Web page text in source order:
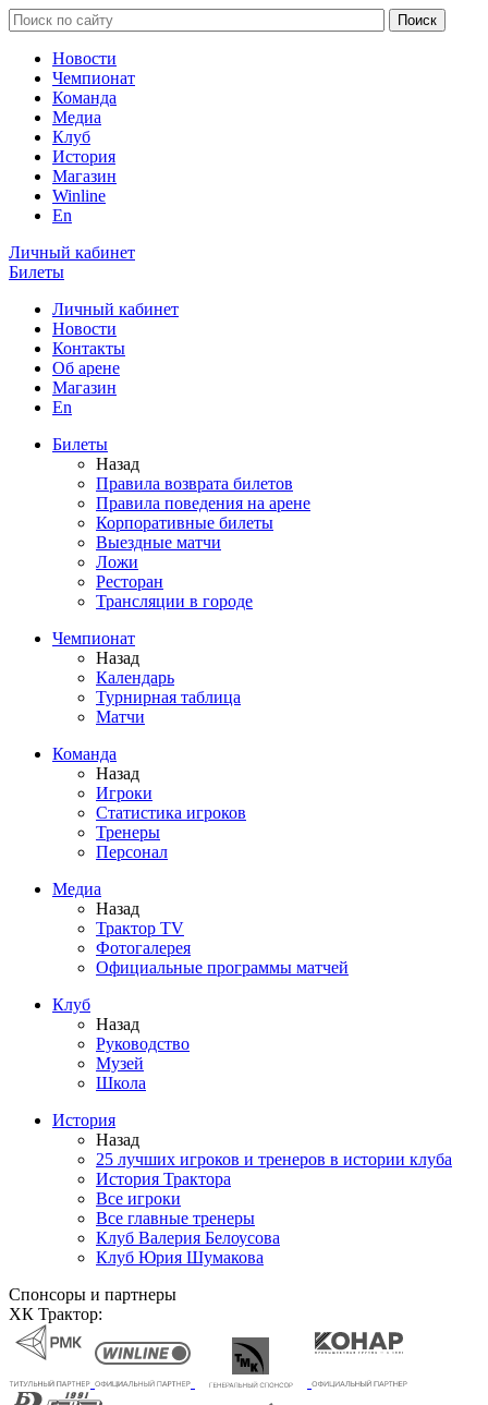
Новости
Чемпионат
Команда
Медиа
Клуб
История
Магазин
Winline
En
Личный кабинет
Билеты
Личный кабинет
Новости
Контакты
Об арене
Магазин
En
Билеты
Назад
Правила возврата билетов
Правила поведения на арене
Корпоративные билеты
Выездные матчи
Ложи
Ресторан
Трансляции в городе
Чемпионат
Назад
Календарь
Турнирная таблица
Матчи
Команда
Назад
Игроки
Статистика игроков
Тренеры
Персонал
Медиа
Назад
Трактор TV
Фотогалерея
Официальные программы матчей
Клуб
Назад
Руководство
Музей
Школа
История
Назад
25 лучших игроков и тренеров в истории клуба
История Трактора
Все игроки
Все главные тренеры
Клуб Валерия Белоусова
Клуб Юрия Шумакова
Спонсоры и партнеры
ХК Трактор: